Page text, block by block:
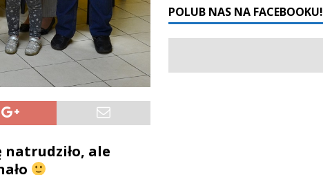
natrudziło, ale
POLUB NAS NA FACEBOOKU!